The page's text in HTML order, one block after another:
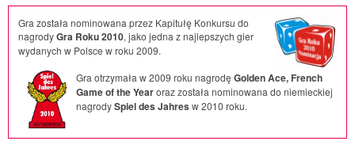
Gra została nominowana przez Kapitułę Konkursu do
nagrodyGra Roku 2010, jako jedna z najlepszych gier
wydanych w Polsce w roku 2009.
Gra otrzymała w 2009 roku nagrodę Golden Ace, French
Game of the Yearoraz została nominowana do niemieckiej
nagrodySpiel des Jahres w 2010 roku.